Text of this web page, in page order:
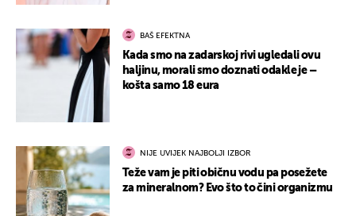
BAŠ EFEKTNA
Kada smo na zadarskoj rivi ugledali ovu
haljinu, morali smo doznati odakle je –
košta samo 18 eura
NIJE UVIJEK NAJBOLJI IZBOR
Teže vam je piti običnu vodu pa posežete
za mineralnom? Evo što to čini organizmu